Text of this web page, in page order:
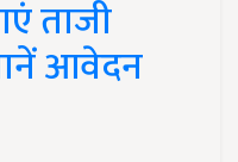
ताजी
आवेदन